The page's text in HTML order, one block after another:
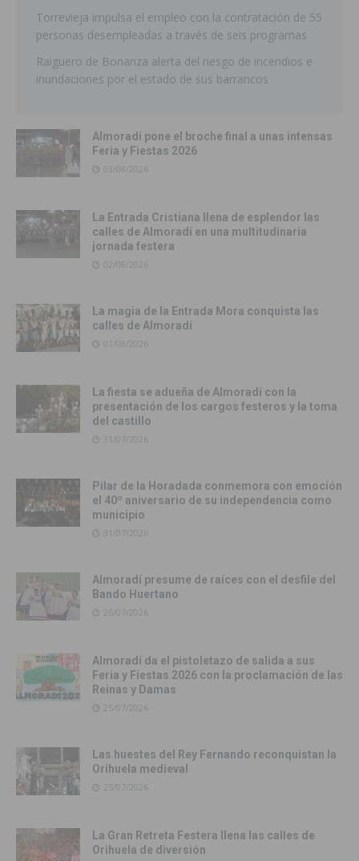
Torrevieja impulsa el empleo con la contratación de 55
personas desempleadas a través de seis programas
Raiguero de Bonanza alerta del riesgo de incendios e
inundaciones por el estado de sus barrancos
Almoradí pone el broche final a unas intensas
Feria y Fiestas 2026
03/08/2026
La Entrada Cristiana llena de esplendor las
calles de Almoradí en una multitudinaria
jornada festera
02/08/2026
La magia de la Entrada Mora conquista las
calles de Almoradí
01/08/2026
La fiesta se adueña de Almoradí con la
presentación de los cargos festeros y la toma
del castillo
31/07/2026
Pilar de la Horadada conmemora con emoción
el 40º aniversario de su independencia como
municipio
31/07/2026
Almoradí presume de raíces con el desfile del
Bando Huertano
26/07/2026
Almoradí da el pistoletazo de salida a sus
Feria y Fiestas 2026 con la proclamación de las
Reinas y Damas
25/07/2026
Las huestes del Rey Fernando reconquistan la
Orihuela medieval
25/07/2026
La Gran Retreta Festera llena las calles de
Orihuela de diversión